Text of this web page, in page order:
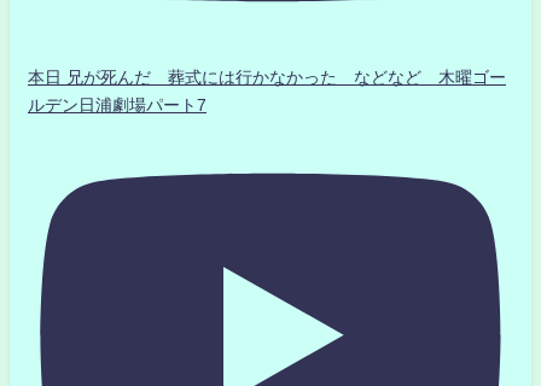
本日 兄が死んだ 葬式には行かなかった などなど 木曜ゴー
ルデン日浦劇場パート7